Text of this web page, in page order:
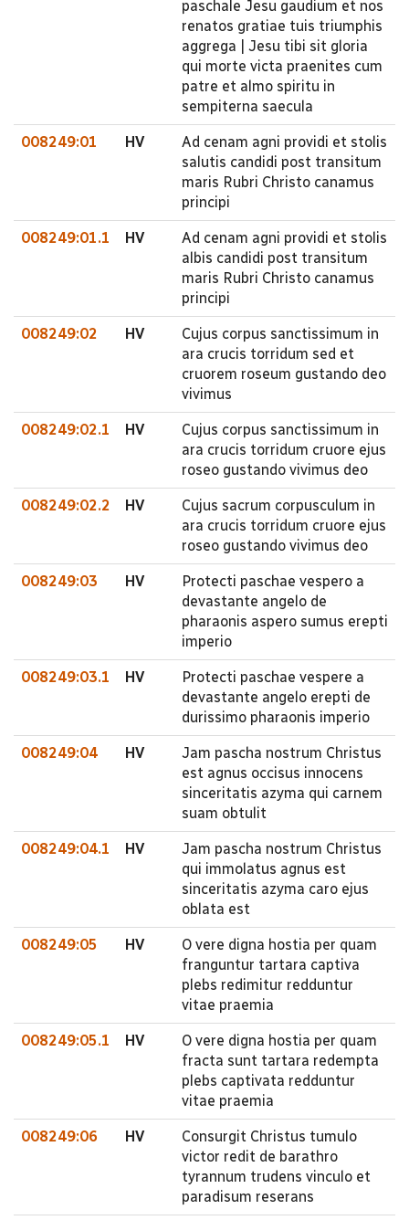
paschale Jesu gaudium et nos
renatos gratiae tuis triumphis
aggrega | Jesu tibi sit gloria
qui morte victa praenites cum
patre et almo spiritu in
sempiterna saecula
008249:01 HV
Ad cenam agni providi et stolis
salutis candidi post transitum
maris Rubri Christo canamus
principi
008249:01.1 HV
Ad cenam agni providi et stolis
albis candidi post transitum
maris Rubri Christo canamus
principi
008249:02 HV
Cujus corpus sanctissimum in
ara crucis torridum sed et
cruorem roseum gustando deo
vivimus
008249:02.1 HV
Cujus corpus sanctissimum in
ara crucis torridum cruore ejus
roseo gustando vivimus deo
008249:02.2 HV
Cujus sacrum corpusculum in
ara crucis torridum cruore ejus
roseo gustando vivimus deo
008249:03 HV
Protecti paschae vespero a
devastante angelo de
pharaonis aspero sumus erepti
imperio
008249:03.1 HV
Protecti paschae vespere a
devastante angelo erepti de
durissimo pharaonis imperio
008249:04 HV
Jam pascha nostrum Christus
est agnus occisus innocens
sinceritatis azyma qui carnem
suam obtulit
008249:04.1 HV
Jam pascha nostrum Christus
qui immolatus agnus est
sinceritatis azyma caro ejus
oblata est
008249:05 HV
O vere digna hostia per quam
franguntur tartara captiva
plebs redimitur redduntur
vitae praemia
008249:05.1 HV
O vere digna hostia per quam
fracta sunt tartara redempta
plebs captivata redduntur
vitae praemia
008249:06 HV
Consurgit Christus tumulo
victor redit de barathro
tyrannum trudens vinculo et
paradisum reserans